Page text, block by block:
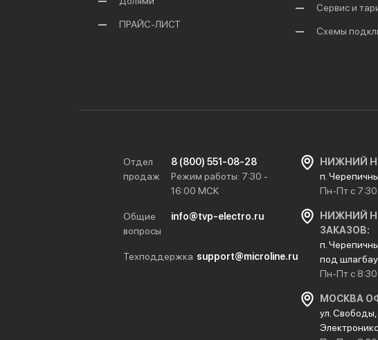
ПРАЙС-ЛИСТ
Сервис и
Схемы
Отдел
продаж
8 (800) 551-08-28
Режим работы: 7:30 -
16:00 МСК
Общие
вопросы
info@tvp-electro.ru
Техподдержка support@microline.ru
НИЖНИЙ
п.
Пн-Пт с
НИЖНИЙ
ЗАКАЗОВ:
п.
под
Пн-Пт с 8:30
МОСКВА
ул. Свободы,